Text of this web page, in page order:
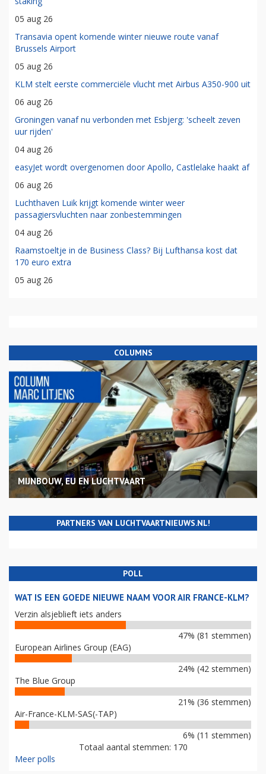
05 aug 26
Transavia opent komende winter nieuwe route vanaf
Brussels Airport
05 aug 26
KLM stelt eerste commerciële vlucht met Airbus A350-900 uit
06 aug 26
Groningen vanaf nu verbonden met Esbjerg: 'scheelt zeven
uur rijden'
04 aug 26
easyJet wordt overgenomen door Apollo, Castlelake haakt af
06 aug 26
Luchthaven Luik krijgt komende winter weer
passagiersvluchten naar zonbestemmingen
04 aug 26
Raamstoeltje in de Business Class? Bij Lufthansa kost dat
170 euro extra
05 aug 26
COLUMNS
MIJNBOUW, EU EN LUCHTVAART
PARTNERS VAN LUCHTVAARTNIEUWS.NL!
POLL
WAT IS EEN GOEDE NIEUWE NAAM VOOR AIR FRANCE-KLM?
Verzin alsjeblieft iets anders
47% (81 stemmen)
European Airlines Group (EAG)
24% (42 stemmen)
The Blue Group
21% (36 stemmen)
Air-France-KLM-SAS(-TAP)
6% (11 stemmen)
Totaal aantal stemmen: 170
Meer polls